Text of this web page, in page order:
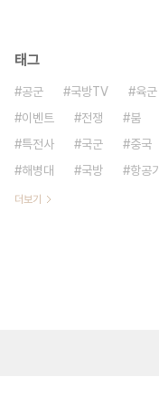
태그
공군 국방TV 육군
이벤트
전쟁 붐
특전사
국군 중국
해병대
국방 항공기
더보기